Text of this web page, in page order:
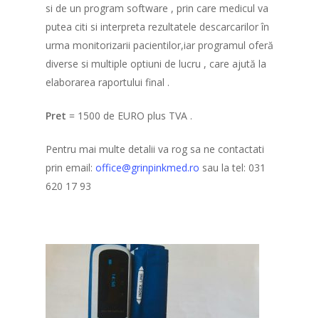
si de un program software , prin care medicul va
putea citi si interpreta rezultatele descarcarilor în
urma monitorizarii pacientilor,iar programul oferă
diverse si multiple optiuni de lucru , care ajută la
elaborarea raportului final .
Pret = 1500 de EURO plus TVA .
Pentru mai multe detalii va rog sa ne contactati
prin email: office@grinpinkmed.ro sau la tel: 031
620 17 93